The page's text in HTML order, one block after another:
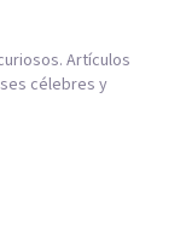
Artículos
célebres y